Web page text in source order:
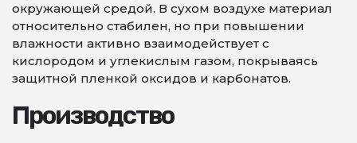
окружающей средой. В сухом воздухе материал
относительно стабилен, но при повышении
влажности активно взаимодействует с
кислородом и углекислым газом, покрываясь
защитной пленкой оксидов и карбонатов.
Производство